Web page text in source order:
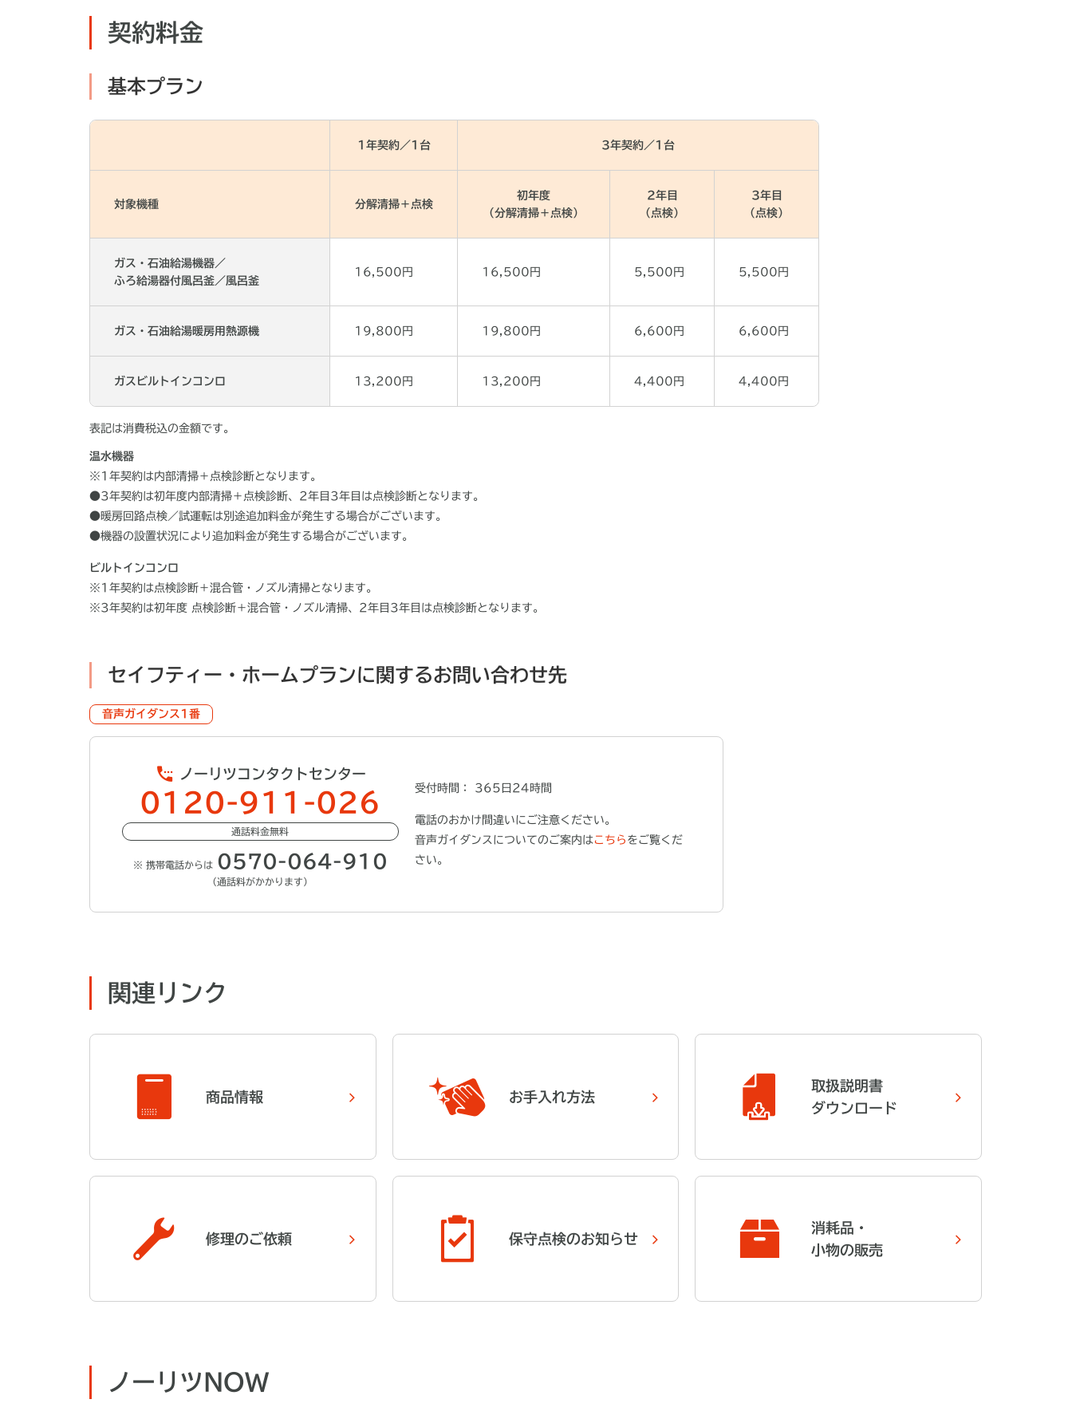
契約料金
基本プラン
1年契約／1台 3年契約／1台
対象機種 分解清掃＋点検
初年度
（分解清掃＋点検）
2年目
（点検）
3年目
（点検）
ガス・石油給湯機器／
ふろ給湯器付風呂釜／風呂釜
16,500円 16,500円 5,500円 5,500円
ガス・石油給湯暖房用熱源機 19,800円 19,800円 6,600円 6,600円
ガスビルトインコンロ 13,200円 13,200円 4,400円 4,400円
表記は消費税込の金額です。
温水機器
※1年契約は内部清掃＋点検診断となります。
●3年契約は初年度内部清掃＋点検診断、2年目3年目は点検診断となります。
●暖房回路点検／試運転は別途追加料金が発生する場合がございます。
●機器の設置状況により追加料金が発生する場合がございます。
ビルトインコンロ
※1年契約は点検診断＋混合管・ノズル清掃となります。
※3年契約は初年度 点検診断＋混合管・ノズル清掃、2年目3年目は点検診断となります。
セイフティー・ホームプランに関するお問い合わせ先
音声ガイダンス1番
ノーリツコンタクトセンター
0120-911-026
通話料金無料
※ 携帯電話からは 0570-064-910
（通話料がかかります）
受付時間： 365日24時間
電話のおかけ間違いにご注意ください。
音声ガイダンスについてのご案内はこちら をご覧くだ
さい。
関連リンク
商品情報 お手入れ方法
取扱説明書
ダウンロード
修理のご依頼 保守点検のお知らせ
消耗品・
小物の販売
ノーリツNOW